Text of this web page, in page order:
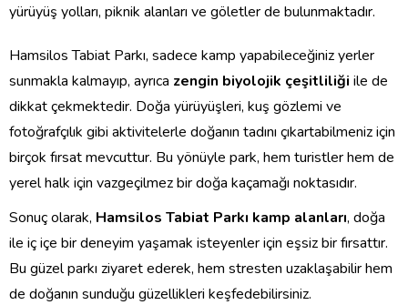
yürüyüş yolları, piknik alanları ve göletler de bulunmaktadır.
Hamsilos Tabiat Parkı, sadece kamp yapabileceğiniz yerler
sunmakla kalmayıp, ayrıca zengin biyolojik çeşitliliği ile de
dikkat çekmektedir. Doğa yürüyüşleri, kuş gözlemi ve
fotoğrafçılık gibi aktivitelerle doğanın tadını çıkartabilmeniz için
birçok fırsat mevcuttur. Bu yönüyle park, hem turistler hem de
yerel halk için vazgeçilmez bir doğa kaçamağı noktasıdır.
Sonuç olarak, Hamsilos Tabiat Parkı kamp alanları, doğa
ile iç içe bir deneyim yaşamak isteyenler için eşsiz bir fırsattır.
Bu güzel parkı ziyaret ederek, hem stresten uzaklaşabilir hem
de doğanın sunduğu güzellikleri keşfedebilirsiniz.